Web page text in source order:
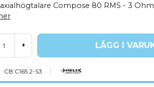
Compose 80 RMS - 3 Ohm
+ LÄGG I
CB C165.2-S3